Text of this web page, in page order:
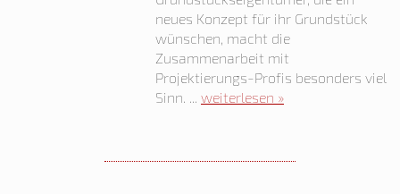
neues Konzept für ihr Grundstück
wünschen, macht die
Zusammenarbeit mit
Projektierungs-Profis besonders viel
Sinn. ... weiterlesen »